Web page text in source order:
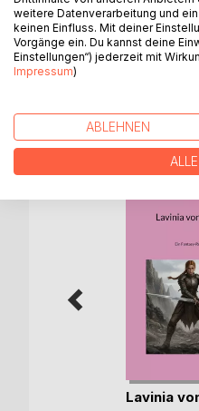
Sterben
Sterben heute
erklären, ist
Lavinia
weitere Datenverarbeitung und
keinen Einfluss. Mit deiner
Vorgänge ein. Du kannst deine
Einstellungen“) jederzeit mit
Impressum)
ABLEHNEN